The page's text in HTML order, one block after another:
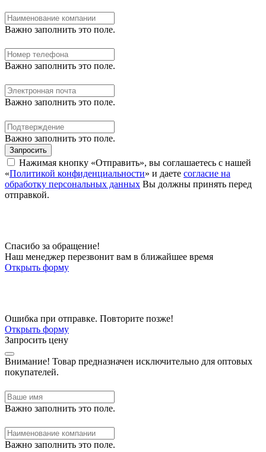
Важно заполнить это поле.
Важно заполнить это поле.
Важно заполнить это поле.
Важно заполнить это поле.
Запросить
Нажимая кнопку «Отправить», вы соглашаетесь с нашей
«Политикой конфиденциальности» и даете согласие на
обработку персональных данных Вы должны принять перед
отправкой.
Спасибо за обращение!
Наш менеджер перезвонит вам в ближайшее время
Открыть форму
Ошибка при отправке. Повторите позже!
Открыть форму
Запросить цену
Внимание! Товар предназначен исключительно для оптовых
покупателей.
Важно заполнить это поле.
Важно заполнить это поле.